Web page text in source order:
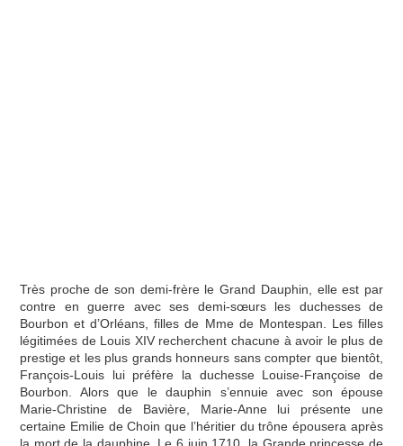
Très proche de son demi-frère le Grand Dauphin, elle est par
contre en guerre avec ses demi-sœurs les duchesses de
Bourbon et d’Orléans, filles de Mme de Montespan. Les filles
légitimées de Louis XIV recherchent chacune à avoir le plus de
prestige et les plus grands honneurs sans compter que bientôt,
François-Louis lui préfère la duchesse Louise-Françoise de
Bourbon. Alors que le dauphin s’ennuie avec son épouse
Marie-Christine de Bavière, Marie-Anne lui présente une
certaine Emilie de Choin que l’héritier du trône épousera après